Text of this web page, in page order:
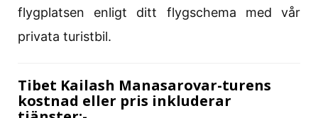
flygplatsen enligt ditt flygschema med vår
privata turistbil.
Tibet Kailash Manasarovar-turens
kostnad eller pris inkluderar